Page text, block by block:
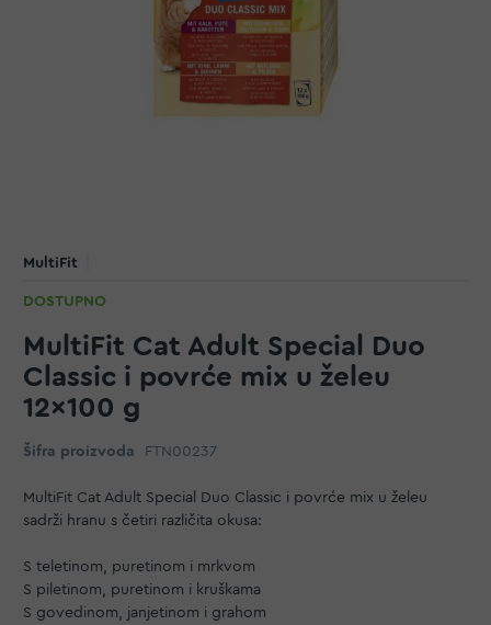
MultiFit
DOSTUPNO
MultiFit Cat Adult Special Duo
Classic i povrće mix u želeu
12x100 g
Šifra proizvoda FTN00237
MultiFit Cat Adult Special Duo Classic i povrće mix u želeu
sadrži hranu s četiri različita okusa:
S teletinom, puretinom i mrkvom
S piletinom, puretinom i kruškama
S govedinom, janjetinom i grahom